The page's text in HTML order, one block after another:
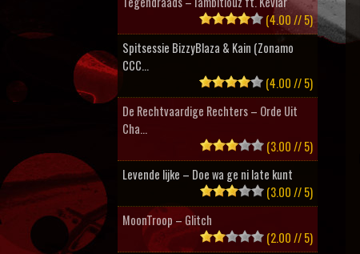
(4.00 // 5)
Spitsessie BizzyBlaza & Kain (Zonamo
CCC...
(4.00 // 5)
De Rechtvaardige Rechters – Orde Uit
Cha...
(3.00 // 5)
Levende lijke – Doe wa ge ni late kunt
(3.00 // 5)
MoonTroop – Glitch
(2.00 // 5)